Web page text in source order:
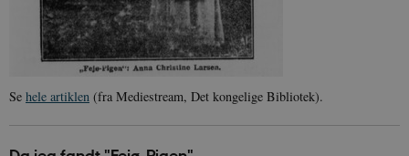
Se hele artiklen (fra Mediestream, Det kongelige Bibliotek).